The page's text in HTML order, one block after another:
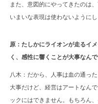
また、意図的にやってきたのは
いまいな表現は使わないようにし
原：たしかにライオンが走るイ
く、感性に響くことが大事なんで
八木：だから、人事は血の通っ
大事だけど、経営はアートなん
ックにはできません。もちろん